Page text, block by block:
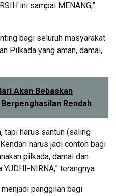
ini sampai MENANG,”
bagi seluruh masyarakat
Pilkada yang aman, damai,
Akan Bebaskan
Rendah
tapi harus santun (saling
harus jadi contoh bagi
pilkada, damai dan
NIRNA,” terangnya.
panggilan bagi